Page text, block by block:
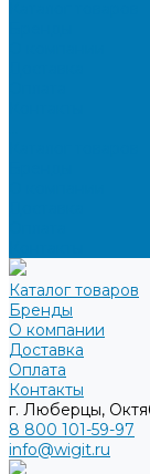
Каталог товаров
Бренды
О компании
Доставка
Оплата
Контакты
г. Люберцы,
8 800 101-59-97
info@wigit.ru